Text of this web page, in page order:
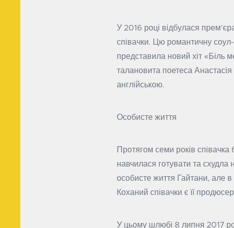
У 2016 році відбулася
співачки. Цю романтичну
представила новий хіт «Біль
талановита поетеса
англійською.
Особисте життя
Протягом семи років
навчилася готувати та схудла
особисте життя Гайтани, але
Коханий співачки є її
У цьому шлюбі 8 липня 2017